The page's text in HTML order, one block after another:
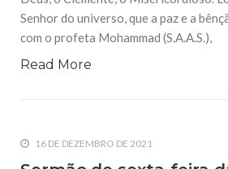
Senhor do universo, que a paz e a
com o profeta Mohammad (S.A.A.S.),
Read More
16 DE DEZEMBRO DE 2021